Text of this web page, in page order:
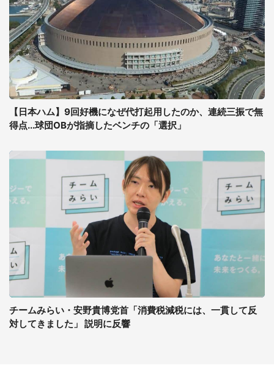
【日本ハム】9回好機になぜ代打起用したのか、連続三振で無
得点...球団OBが指摘したベンチの「選択」
チームみらい・安野貴博党首「消費税減税には、一貫して反
対してきました」 説明に反響